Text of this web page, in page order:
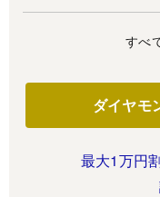
すべ
ダイヤモ
最大1万円